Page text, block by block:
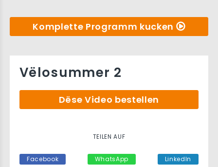
Komplette Programm kucken
Vëlosummer 2
Dëse Video bestellen
TEILEN AUF
Facebook WhatsApp LinkedIn